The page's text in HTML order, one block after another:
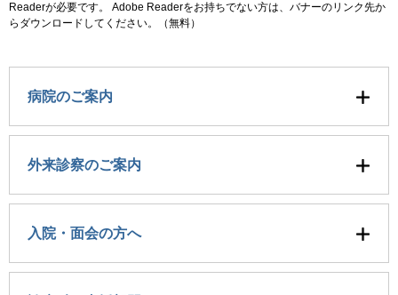
Readerが必要です。
Adobe Readerをお持ちでない方は、バナーのリンク先か
らダウンロードしてください。（無料）
病院のご案内
外来診察のご案内
入院・面会の方へ